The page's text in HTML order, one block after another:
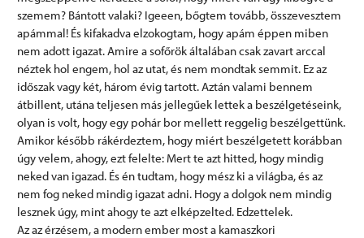
szemem? Bántott valaki? Igeeen, bőgtem tovább, összevesztem
apámmal! És kifakadva elzokogtam, hogy apám éppen miben
nem adott igazat. Amire a sofőrök általában csak zavart arccal
néztek hol engem, hol az utat, és nem mondtak semmit. Ez az
időszak vagy két, három évig tartott. Aztán valami bennem
átbillent, utána teljesen más jellegűek lettek a beszélgetéseink,
olyan is volt, hogy egy pohár bor mellett reggelig beszélgettünk.
Amikor később rákérdeztem, hogy miért beszélgetett korábban
úgy velem, ahogy, ezt felelte: Mert te azt hitted, hogy mindig
neked van igazad. És én tudtam, hogy mész ki a világba, és az
nem fog neked mindig igazat adni. Hogy a dolgok nem mindig
lesznek úgy, mint ahogy te azt elképzelted. Edzettelek.
Az az érzésem, a modern ember most a kamaszkori